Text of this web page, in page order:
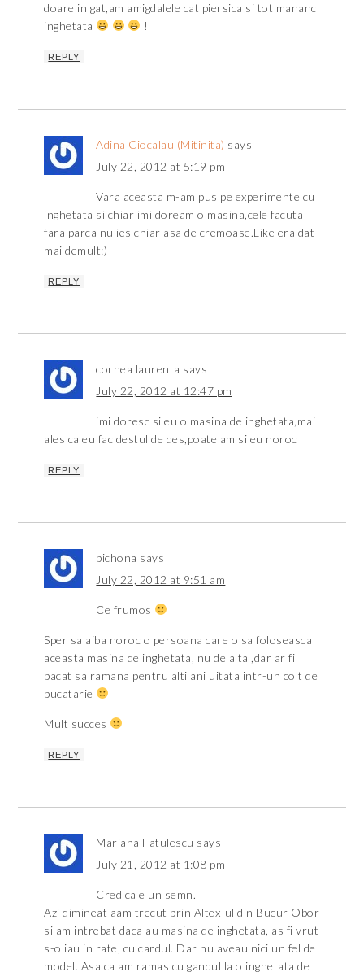
doare in gat,am amigdalele cat piersica si tot mananc
inghetata
!
REPLY
Adina Ciocalau (Mitinita) says
July 22, 2012 at 5:19 pm
Vara aceasta m-am pus pe experimente cu
inghetata si chiar imi doream o masina,cele facuta
fara parca nu ies chiar asa de cremoase.Like era dat
mai demult:)
REPLY
cornea laurenta says
July 22, 2012 at 12:47 pm
imi doresc si eu o masina de inghetata,mai
ales ca eu fac destul de des,poate am si eu noroc
REPLY
pichona says
July 22, 2012 at 9:51 am
Ce frumos
Sper sa aiba noroc o persoana care o sa foloseasca
aceasta masina de inghetata, nu de alta ,dar ar fi
pacat sa ramana pentru alti ani uitata intr-un colt de
bucatarie
Mult succes
REPLY
Mariana Fatulescu says
July 21, 2012 at 1:08 pm
Cred ca e un semn.
Azi dimineat aam trecut prin Altex-ul din Bucur Obor
si am intrebat daca au masina de inghetata, as fi vrut
s-o iau in rate, cu cardul. Dar nu aveau nici un fel de
model. Asa ca am ramas cu gandul la o inghetata de